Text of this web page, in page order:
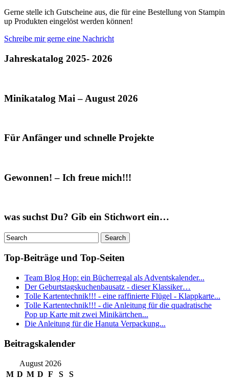
Gerne stelle ich Gutscheine aus, die für eine Bestellung von Stampin
up Produkten eingelöst werden können!
Schreibe mir gerne eine Nachricht
Jahreskatalog 2025- 2026
Minikatalog Mai – August 2026
Für Anfänger und schnelle Projekte
Gewonnen! – Ich freue mich!!!
was suchst Du? Gib ein Stichwort ein…
Top-Beiträge und Top-Seiten
Team Blog Hop: ein Bücherregal als Adventskalender...
Der Geburtstagskuchenbausatz - dieser Klassiker…
Tolle Kartentechnik!!! - eine raffinierte Flügel - Klappkarte...
Tolle Kartentechnik!!! - die Anleitung für die quadratische
Pop up Karte mit zwei Minikärtchen...
Die Anleitung für die Hanuta Verpackung...
Beitragskalender
August 2026
M D M D F S
S